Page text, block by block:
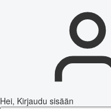
Hei, Kirjaudu sisään